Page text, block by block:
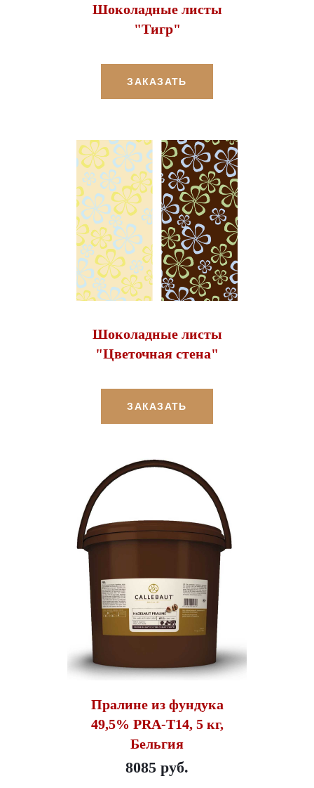
Шоколадные листы
"Тигр"
ЗАКАЗАТЬ
Шоколадные листы
"Цветочная стена"
ЗАКАЗАТЬ
Пралине из фундука
49,5% PRA-T14, 5 кг,
Бельгия
8085 руб.